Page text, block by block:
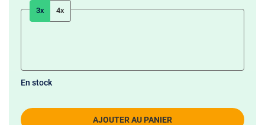
3x 4x
AJOUTER AU PANIER
En stock